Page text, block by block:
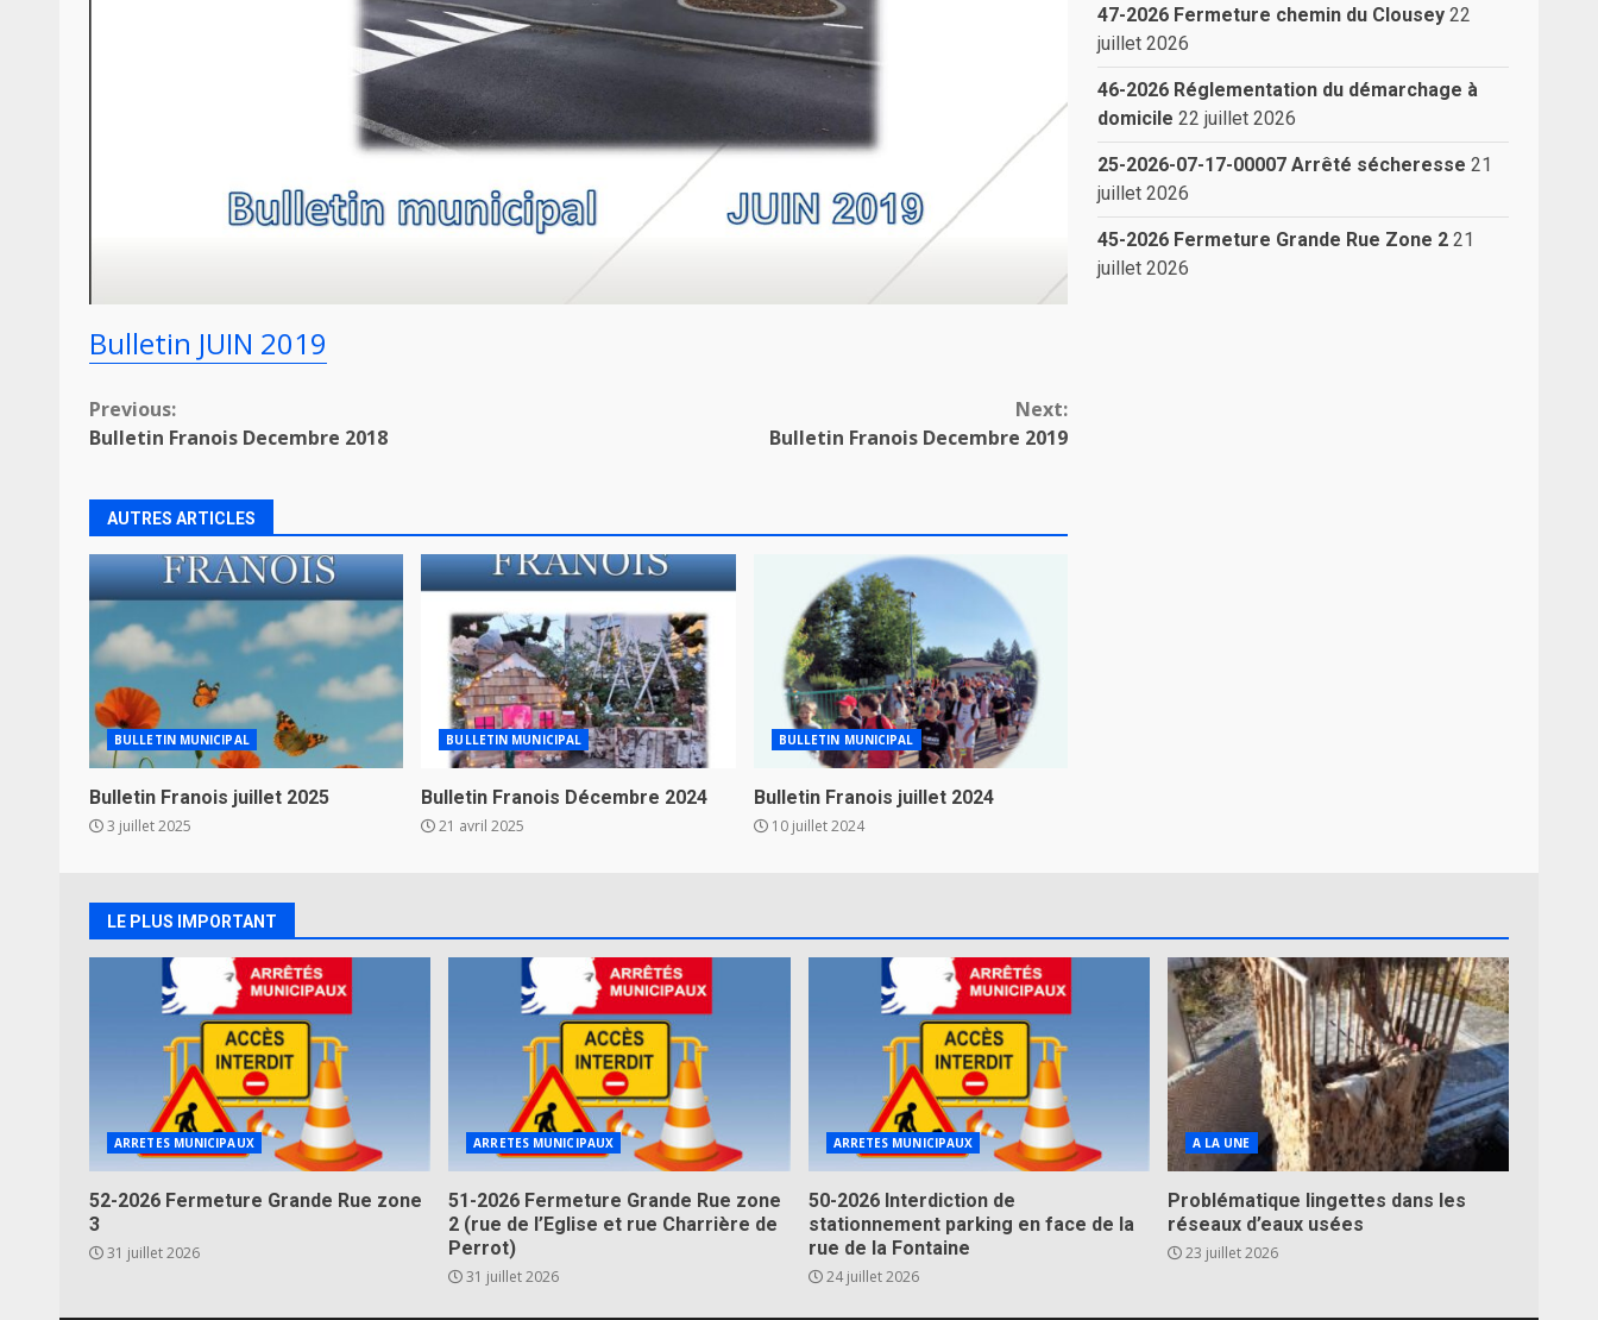
Bulletin JUIN 2019
Continue
Previous:
Bulletin Franois Decembre 2018
Next:
Bulletin Franois Decembre 2019
AUTRES ARTICLES
BULLETIN MUNICIPAL
Bulletin Franois juillet 2025
3 juillet 2025
BULLETIN MUNICIPAL
Bulletin Franois Décembre 2024
21 avril 2025
BULLETIN MUNICIPAL
Bulletin Franois juillet 2024
10 juillet 2024
47-2026 Fermeture chemin du Clousey 22
juillet 2026
46-2026 Réglementation du démarchage à
domicile 22 juillet 2026
25-2026-07-17-00007 Arrêté sécheresse 21
juillet 2026
45-2026 Fermeture Grande Rue Zone 2 21
juillet 2026
LE PLUS IMPORTANT
ARRETES MUNICIPAUX
52-2026 Fermeture Grande Rue zone
3
31 juillet 2026
ARRETES MUNICIPAUX
51-2026 Fermeture Grande Rue zone
2 (rue de l’Eglise et rue Charrière de
Perrot)
31 juillet 2026
ARRETES MUNICIPAUX
50-2026 Interdiction de
stationnement parking en face de la
rue de la Fontaine
24 juillet 2026
A LA UNE
Problématique lingettes dans les
réseaux d’eaux usées
23 juillet 2026